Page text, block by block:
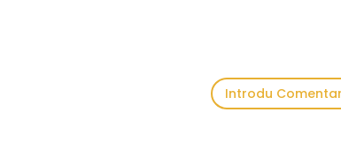
Introdu